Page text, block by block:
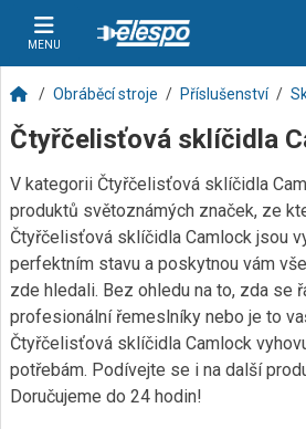
MENU
Obráběcí stroje Příslušenství
Čtyřčelisťová sklíčidla
V kategorii Čtyřčelisťová sklíčidla
produktů světoznámých značek, ze
Čtyřčelisťová sklíčidla Camlock jsou
perfektním stavu a poskytnou vám
zde hledali. Bez ohledu na to, zda se
profesionální řemeslníky nebo je to
Čtyřčelisťová sklíčidla Camlock
potřebám. Podívejte se i na další
Doručujeme do 24 hodin!